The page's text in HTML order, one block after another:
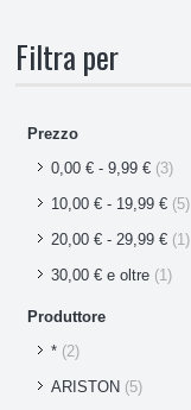
Filtra per
Prezzo
0,00 € -9,99 € (3)
10,00 € - 19,99 € (5)
20,00 € - 29,99 € (1)
30,00 € e oltre (1)
Produttore
* (2)
ARISTON (5)